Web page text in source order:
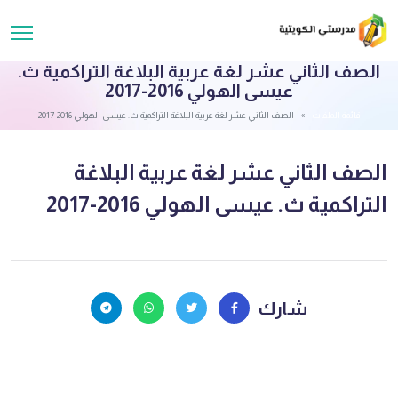
الصف الثاني عشر لغة عربية البلاغة التراكمية ث.
عيسى الهولي 2016-2017
الصف الثاني عشر لغة عربية البلاغة التراكمية ث. عيسى الهولي 2016-2017
الصف الثاني عشر لغة عربية البلاغة
التراكمية ث. عيسى الهولي 2016-2017
شارك